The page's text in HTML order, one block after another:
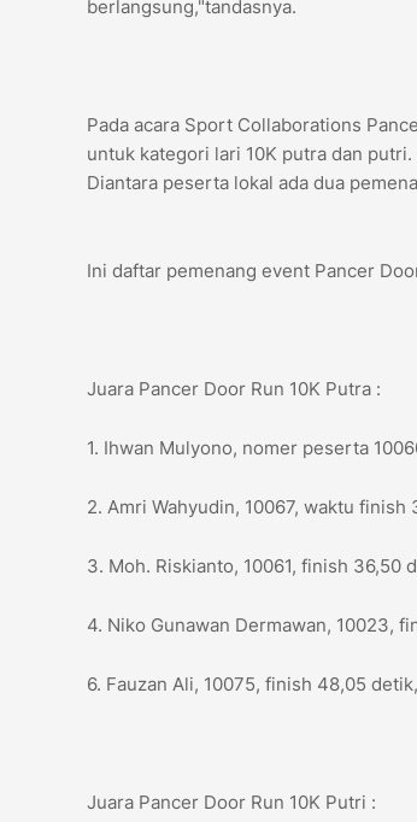
berlangsung,"tandasnya.
Pada acara Sport Collaborations
untuk kategori lari 10K putra dan
Diantara peserta lokal ada dua
Ini daftar pemenang event Pancer
Juara Pancer Door Run 10K Putra :
1. Ihwan Mulyono, nomer peserta
2. Amri Wahyudin, 10067, waktu finish
3. Moh. Riskianto, 10061, finish 36,50
4. Niko Gunawan Dermawan, 10023,
6. Fauzan Ali, 10075, finish 48,05
Juara Pancer Door Run 10K Putri :